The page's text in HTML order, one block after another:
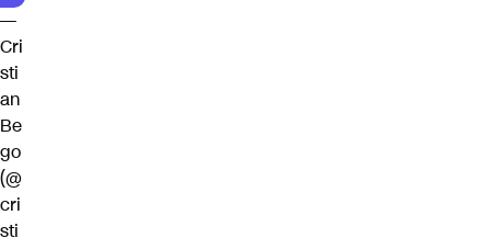
—
Cri
sti
an
Be
go
(@
cri
sti